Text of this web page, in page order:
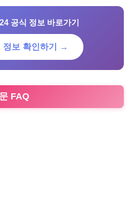
공식 정보 바로가기
정보 확인하기 →
FAQ